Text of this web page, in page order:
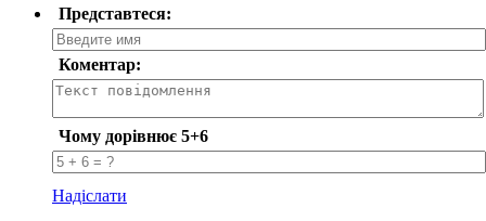
Представтеся:
Коментар:
Чому дорівнює 5+6
Надіслати